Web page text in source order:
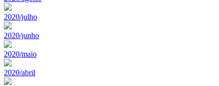
2020/julho
2020/junho
2020/maio
2020/abril